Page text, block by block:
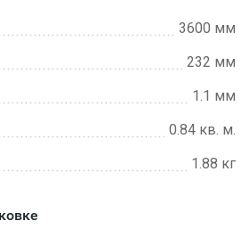
3600 мм
232 мм
1.1 мм
0.84 кв. м.
1.88 кг